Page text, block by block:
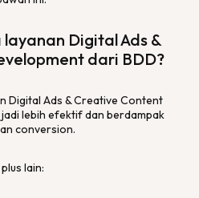
layanan Digital Ads &
dari BDD?
Digital Ads & Creative Content
lebih efektif dan berdampak
conversion.
lain: